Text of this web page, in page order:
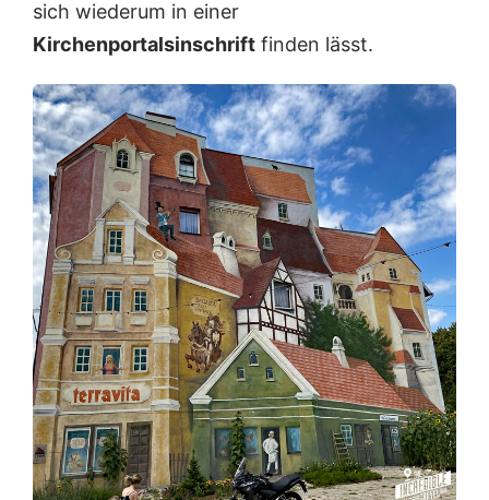
sich wiederum in einer
Kirchenportalsinschrift finden lässt.